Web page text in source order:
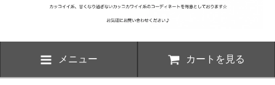
メニュー カートを見る